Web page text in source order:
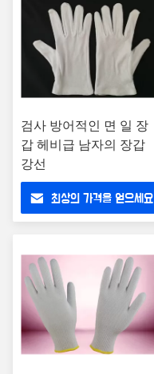
검사 방어적인 면 일 장
갑 헤비급 남자의 장갑
강선
최상의 가격을 얻으세요